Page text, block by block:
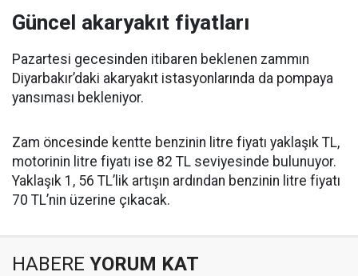
Güncel akaryakıt fiyatları
Pazartesi gecesinden itibaren beklenen zammın
Diyarbakır’daki akaryakıt istasyonlarında da pompaya
yansıması bekleniyor.
Zam öncesinde kentte benzinin litre fiyatı yaklaşık TL,
motorinin litre fiyatı ise 82 TL seviyesinde bulunuyor.
Yaklaşık 1, 56 TL’lik artışın ardından benzinin litre fiyatı
70 TL’nin üzerine çıkacak.
HABERE YORUM KAT